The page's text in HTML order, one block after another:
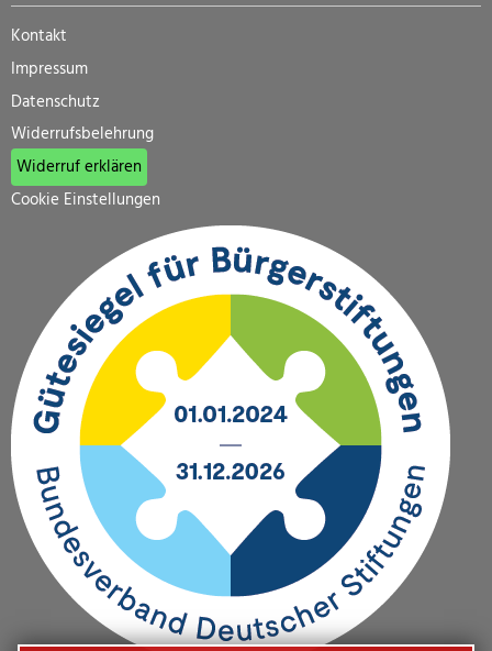
Kontakt
Impressum
Datenschutz
Widerrufsbelehrung
Widerruf erklären
Cookie Einstellungen